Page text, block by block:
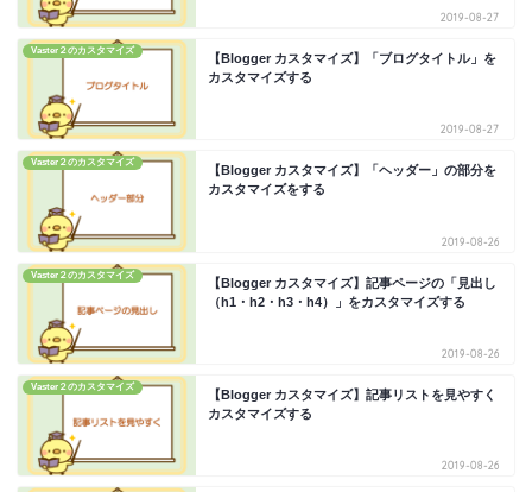
2019-08-27
Vaster２のカスタマイズ
【Blogger カスタマイズ】「ブログタイトル」を
カスタマイズする
2019-08-27
Vaster２のカスタマイズ
【Blogger カスタマイズ】「ヘッダー」の部分を
カスタマイズをする
2019-08-26
Vaster２のカスタマイズ
【Blogger カスタマイズ】記事ページの「見出し
（h1・h2・h3・h4）」をカスタマイズする
2019-08-26
Vaster２のカスタマイズ
【Blogger カスタマイズ】記事リストを見やすく
カスタマイズする
2019-08-26